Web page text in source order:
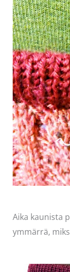
Aika kaunista
ymmärrä,